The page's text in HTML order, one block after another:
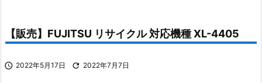
【販売】FUJITSU リサイクル 対応機種 XL-4405
 2022年5月17日  2022年7月7日